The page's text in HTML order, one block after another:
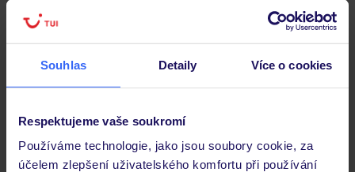
Souhlas Detaily Více o cookies
Respektujeme vaše soukromí
Používáme technologie, jako jsou soubory cookie, za
účelem zlepšení uživatelského komfortu při používání
Pokoje
Stravování
Důležité informace